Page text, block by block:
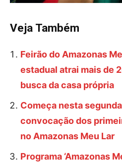
Veja Também
Feirão do Amazonas
estadual atrai mais de
busca da casa própria
Começa nesta
convocação dos
no Amazonas Meu Lar
Programa ‘Amazonas